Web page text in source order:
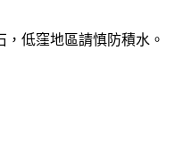
低窪地區請慎防積水。